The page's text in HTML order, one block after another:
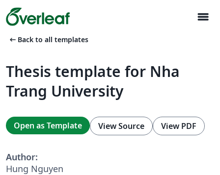
menu
arrow_left_alt Back to all templates
Thesis template for Nha
Trang University
Open as Template View Source View PDF
Author:
Hung Nguyen